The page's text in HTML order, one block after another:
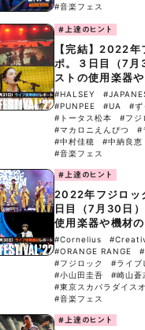
#音楽フェス
#上達のヒント
【完結】2022年
ポ。３日目（7月
ストの使用楽器
#HALSEY
#PUNPEE
#UA
#ず
#トータス松本
#フジ
#マカロニえんぴつ
#
#中村佳穂
#中納良恵
#音楽フェス
#上達のヒント
2022年フジロッ
日目（7月30日
使用楽器や機材
#Cornelius
#ORANGE RANGE
#フジロック
#ライブ
#小山田圭吾
#崎山蒼
#東京スカパラダイス
#音楽フェス
#上達のヒント